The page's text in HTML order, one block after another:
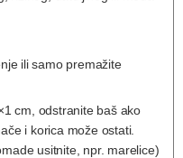
ili samo premažite
cm, odstranite baš ako
i korica može ostati.
usitnite, npr. marelice)